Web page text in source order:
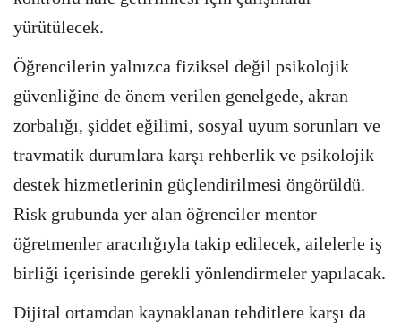
yürütülecek.
Öğrencilerin yalnızca fiziksel değil psikolojik
güvenliğine de önem verilen genelgede, akran
zorbalığı, şiddet eğilimi, sosyal uyum sorunları ve
travmatik durumlara karşı rehberlik ve psikolojik
destek hizmetlerinin güçlendirilmesi öngörüldü.
Risk grubunda yer alan öğrenciler mentor
öğretmenler aracılığıyla takip edilecek, ailelerle iş
birliği içerisinde gerekli yönlendirmeler yapılacak.
Dijital ortamdan kaynaklanan tehditlere karşı da